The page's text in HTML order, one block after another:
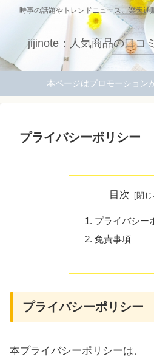
時事の話題やトレンドニュース、楽天
jijinote：人気商品の口コ
本ページはプロモーション
プライバシーポリシー
目次
プライバシー
免責事項
プライバシーポリシー
本プライバシーポリシーは、